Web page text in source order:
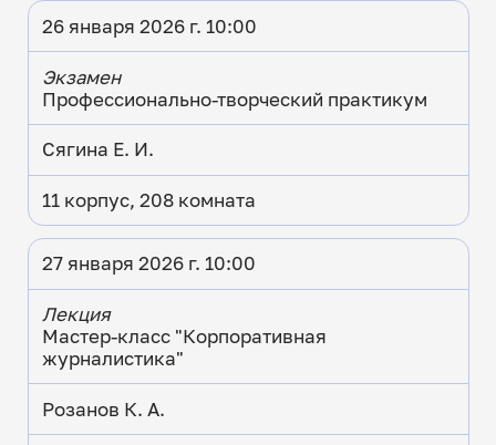
26 января 2026 г. 10:00
Экзамен
Профессионально-творческий практикум
Сягина Е. И.
11 корпус, 208 комната
27 января 2026 г. 10:00
Лекция
Мастер-класс "Корпоративная
журналистика"
Розанов К. А.